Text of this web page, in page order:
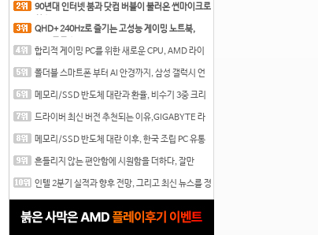
90년대 인터넷 붐과 닷컴 버블이 불러온 썬마이크로
QHD+ 240Hz로 즐기는 고성능 게이밍 노트북,
합리적 게이밍 PC를 위한 새로운 CPU, AMD 라이
폴더블 스마트폰 부터 AI 안경까지, 삼성 갤럭시 언
메모리/SSD 반도체 대란과 환율, 비수기 3중 크리
드라이버 최신 버전 추천되는 이유,GIGABYTE 라
메모리/SSD 반도체 대란 이후, 한국 조립 PC 유통
흔들리지 않는 편안함에 시원함을 더하다, 잘만
인텔 2분기 실적과 향후 전망, 그리고 최신 뉴스를 정